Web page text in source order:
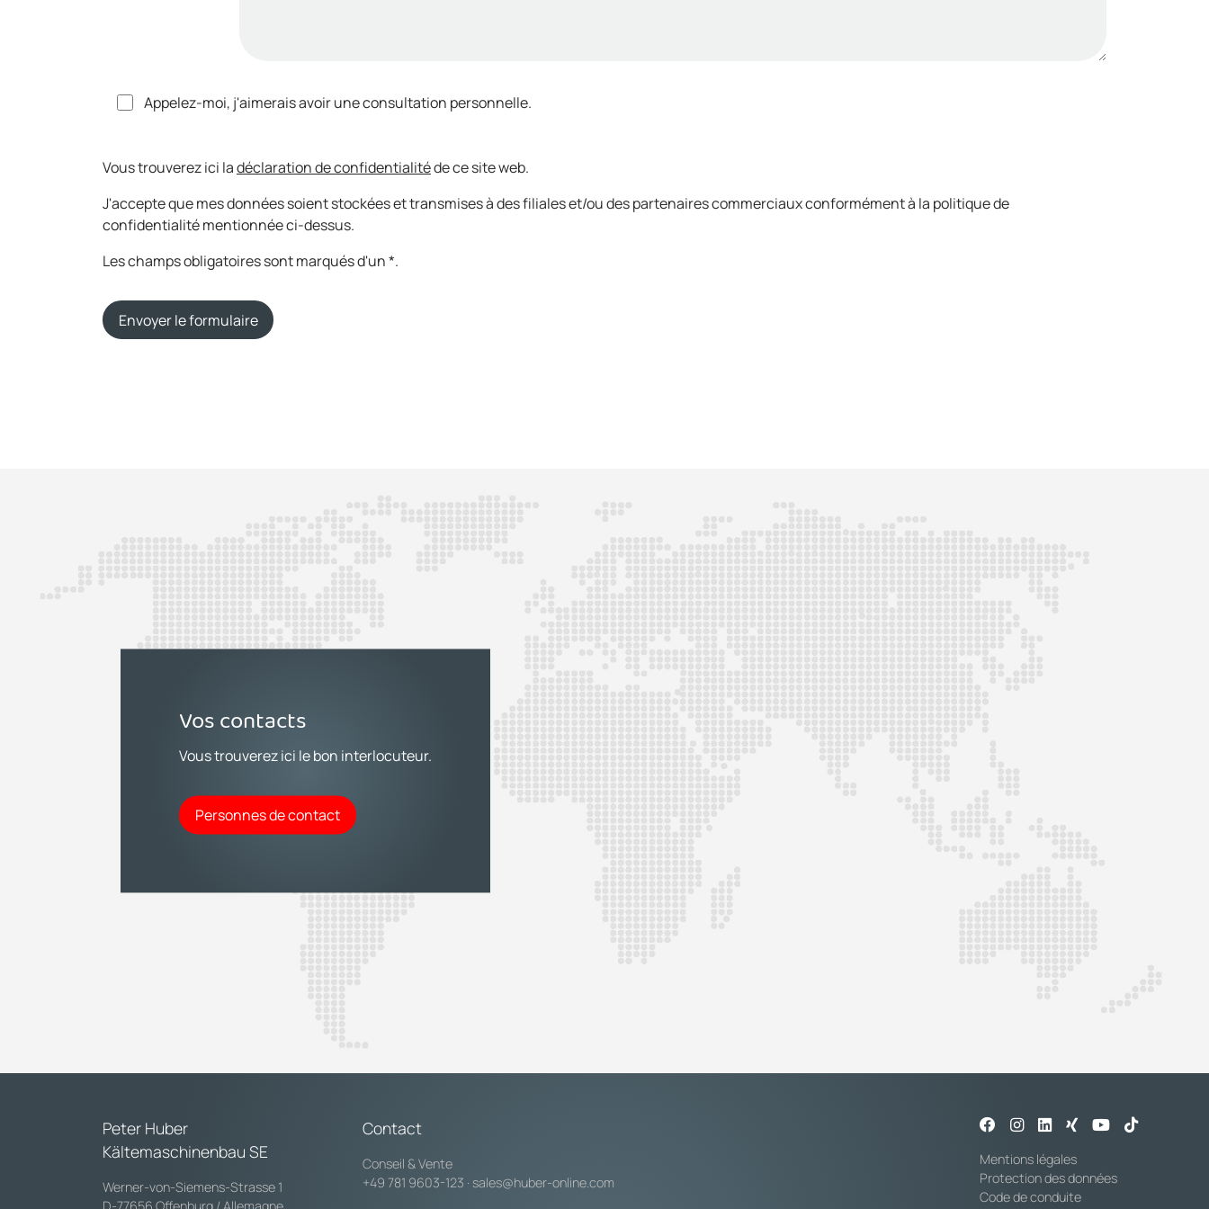
Appelez-moi, j'aimerais avoir une consultation personnelle.
Vous trouverez ici ladéclaration de confidentialitéde ce site web.
J'accepte que mes données soient stockées et transmises à des filiales et/ou des partenaires commerciaux conformément à la politique de
confidentialité mentionnée ci-dessus.
Les champs obligatoires sont marqués d'un *.
Envoyer le formulaire
Vos contacts
Vous trouverez ici le bon interlocuteur.
Personnes de contact
Peter Huber
Kältemaschinenbau SE
Werner-von-Siemens-Strasse 1
Contact
Conseil & Vente
+49 781 9603-123 · sales@huber-online.com
Mentions légales
Protection des données
Code de conduite